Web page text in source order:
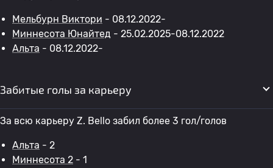
Мельбурн Виктори - 08.12.2022-
Миннесота Юнайтед - 25.02.2025-08.12.2022
Альта - 08.12.2022-
Забитые голы за карьеру
За всю карьеру Z. Bello забил более 3 гол/голов
Альта - 2
Миннесота 2 - 1